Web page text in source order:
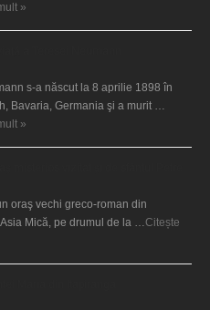
»
s-a născut la 8 aprilie 1898 în
Bavaria, Germania şi a murit …
»
oraş vechi greco-roman din
Mică, pe drumul de la …Citește